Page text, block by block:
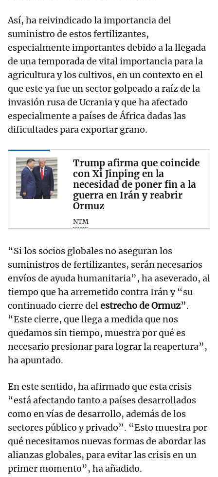
Así, ha reivindicado la importancia del
suministro de estos fertilizantes,
especialmente importantes debido a la llegada
de una temporada de vital importancia para la
agricultura y los cultivos, en un contexto en el
que este ya fue un sector golpeado a raíz de la
invasión rusa de Ucrania y que ha afectado
especialmente a países de África dadas las
dificultades para exportar grano.
Trump afirma que coincide
con Xi Jinping en la
necesidad de poner fin a la
guerra en Irán y reabrir
Ormuz
NTM
“Si los socios globales no aseguran los
suministros de fertilizantes, serán necesarios
envíos de ayuda humanitaria”, ha aseverado, al
tiempo que ha arremetido contra Irán y “su
continuado cierre delestrecho de Ormuz”.
“Este cierre, que llega a medida que nos
quedamos sin tiempo, muestra por qué es
necesario presionar para lograr la reapertura”,
ha apuntado.
En este sentido, ha afirmado que esta crisis
“está afectando tanto a países desarrollados
como en vías de desarrollo, además de los
sectores público y privado”. “Esto muestra por
qué necesitamos nuevas formas de abordar las
alianzas globales, para evitar las crisis en un
primer momento”, ha añadido.